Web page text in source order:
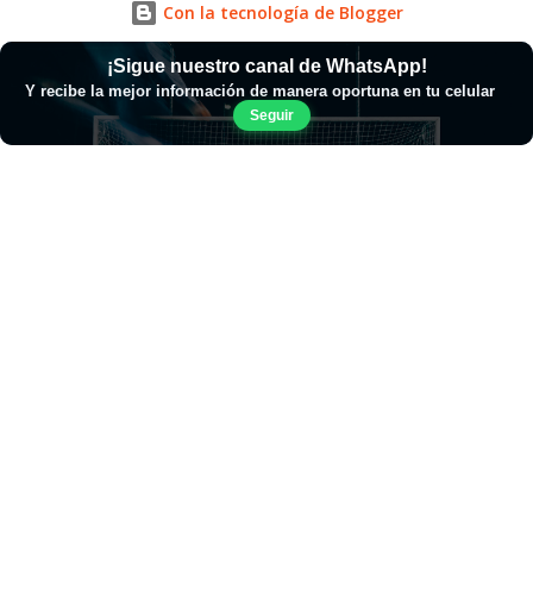
Con la tecnología de Blogger
¡Sigue nuestro canal de WhatsApp!
Y recibe la mejor información de manera oportuna en tu celular
Seguir